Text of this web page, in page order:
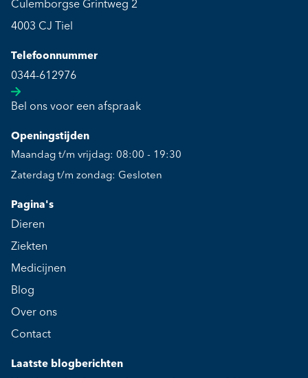
Culemborgse Grintweg 2
4003 CJ Tiel
Telefoonnummer
0344-612976
Bel ons voor een afspraak
Openingstijden
Maandag t/m vrijdag: 08:00 - 19:30
Zaterdag t/m zondag: Gesloten
Pagina's
Dieren
Ziekten
Medicijnen
Blog
Over ons
Contact
Laatste blogberichten